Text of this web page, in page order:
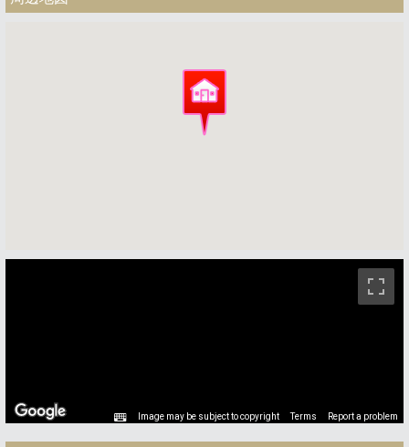
Image may be subject to copyright Terms Report a problem